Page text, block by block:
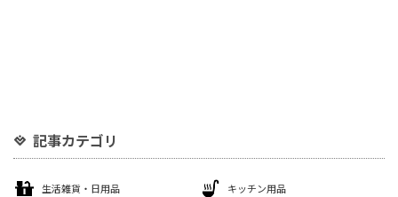
記事カテゴリ
生活雑貨・日用品 キッチン用品